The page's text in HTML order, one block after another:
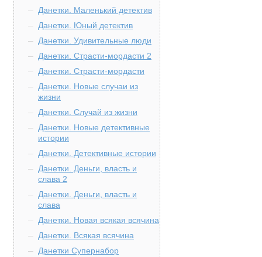
Данетки. Маленький детектив
Данетки. Юный детектив
Данетки. Удивительные люди
Данетки. Страсти-мордасти 2
Данетки. Страсти-мордасти
Данетки. Новые случаи из
жизни
Данетки. Случай из жизни
Данетки. Новые детективные
истории
Данетки. Детективные истории
Данетки. Деньги, власть и
слава 2
Данетки. Деньги, власть и
слава
Данетки. Новая всякая всячина
Данетки. Всякая всячина
Данетки Супернабор